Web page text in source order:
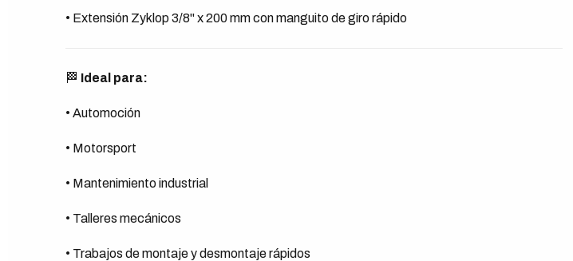
• Extensión Zyklop 3/8" x 200 mm con manguito de giro rápido
🏁 Ideal para:
• Automoción
• Motorsport
• Mantenimiento industrial
• Talleres mecánicos
• Trabajos de montaje y desmontaje rápidos